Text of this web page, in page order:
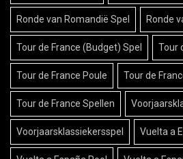
Ronde van Romandië Spel Ronde
Tour de France (Budget) Spel Tour
Tour de France Poule Tour de
Tour de France Spellen
Voorjaarsklassiekersspel Vuelta a